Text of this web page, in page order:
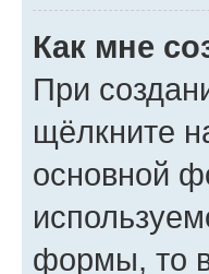
Как мне
При
щёлкните
основной
формы, то